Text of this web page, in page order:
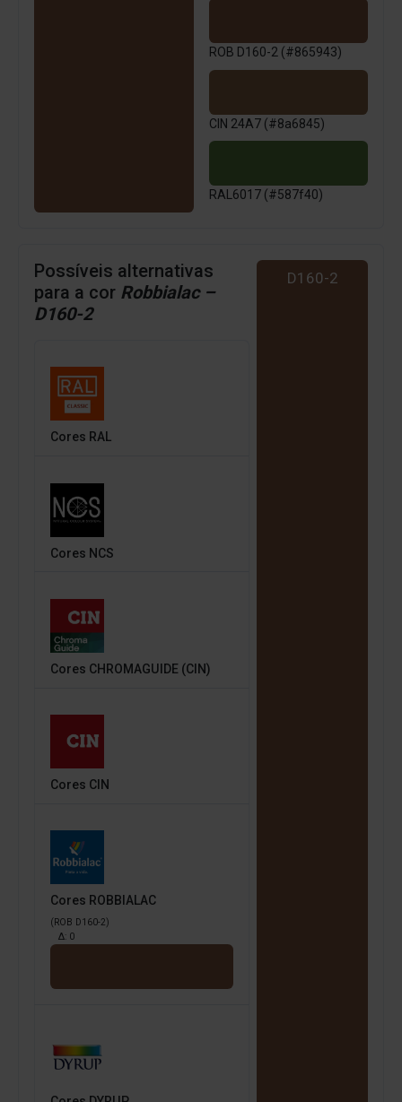
ROB D160-2 (#865943)
CIN 24A7 (#8a6845)
RAL6017 (#587f40)
Possíveis alternativas
para a cor Robbialac –
D160-2
Cores RAL
Cores NCS
Cores CHROMAGUIDE (CIN)
Cores CIN
Cores ROBBIALAC
(ROB D160-2)
Δ: 0
D160-2